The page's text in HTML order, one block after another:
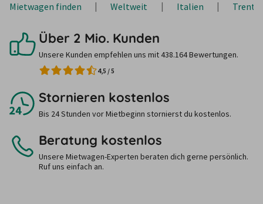
Mietwagen finden Weltweit Italien
Über 2 Mio. Kunden
Unsere Kunden empfehlen uns mit 438.164 Bewertungen.
4,5 /5
Stornieren kostenlos
Bis 24 Stunden vor Mietbeginn stornierst du kostenlos.
Beratung kostenlos
Unsere Mietwagen-Experten beraten dich gerne persönlich.
Ruf uns einfach an.